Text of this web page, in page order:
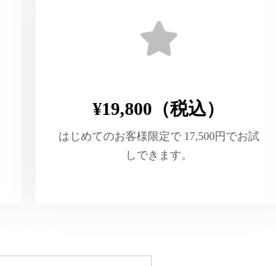
¥19,800（税込）
はじめてのお客様限定で 17,500円でお試
しできます。